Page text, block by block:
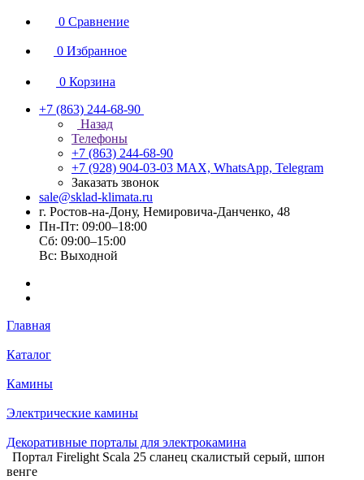
0 Сравнение
0 Избранное
0 Корзина
+7 (863) 244-68-90
Назад
Телефоны
+7 (863) 244-68-90
+7 (928) 904-03-03 MAX, WhatsApp, Telegram
Заказать звонок
sale@sklad-klimata.ru
г. Ростов-на-Дону, Немировича-Данченко, 48
Пн-Пт: 09:00–18:00
Сб: 09:00–15:00
Вс: Выходной
Главная
Каталог
Камины
Электрические камины
Декоративные порталы для электрокамина
Портал Firelight Scala 25 сланец скалистый серый, шпон
венге